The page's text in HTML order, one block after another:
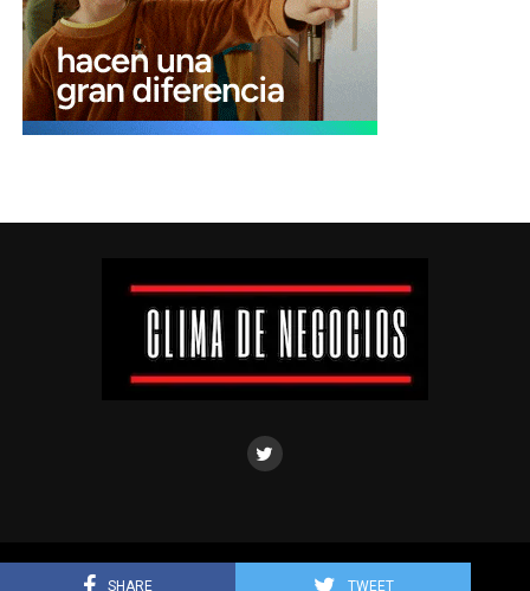
SHARE TWEET
Clima de negocios © Todos los derechos reservados.